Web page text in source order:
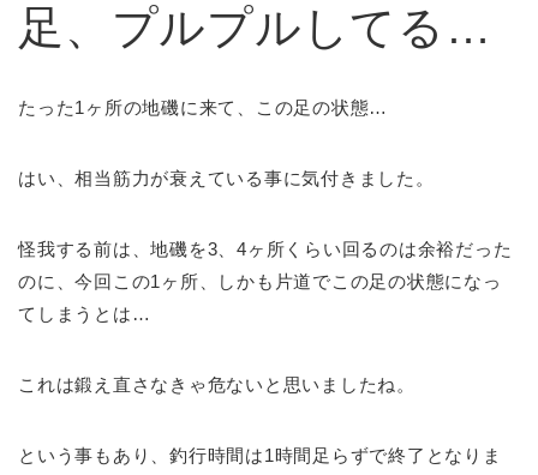
足、プルプルしてる…
たった1ヶ所の地磯に来て、この足の状態…
はい、相当筋力が衰えている事に気付きました。
怪我する前は、地磯を3、4ヶ所くらい回るのは余裕だった
のに、今回この1ヶ所、しかも片道でこの足の状態になっ
てしまうとは…
これは鍛え直さなきゃ危ないと思いましたね。
という事もあり、釣行時間は1時間足らずで終了となりま